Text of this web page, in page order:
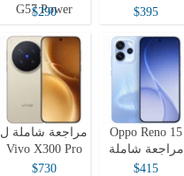
$395
G57 Power
$290
Oppo Reno 15
مراجعة شاملة
$415
مراجعة شاملة ل
Vivo X300 Pro
$730